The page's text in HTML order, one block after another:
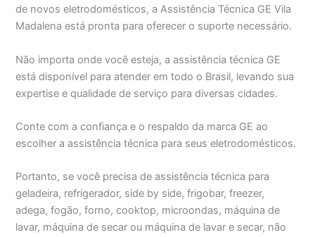
de novos eletrodomésticos, a Assistência Técnica GE Vila
Madalena está pronta para oferecer o suporte necessário.
Não importa onde você esteja, a assistência técnica GE
está disponível para atender em todo o Brasil, levando sua
expertise e qualidade de serviço para diversas cidades.
Conte com a confiança e o respaldo da marca GE ao
escolher a assistência técnica para seus eletrodomésticos.
Portanto, se você precisa de assistência técnica para
geladeira, refrigerador, side by side, frigobar, freezer,
adega, fogão, forno, cooktop, microondas, máquina de
lavar, máquina de secar ou máquina de lavar e secar, não